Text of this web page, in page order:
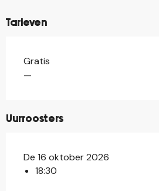
Tarieven
Gratis
—
Uurroosters
De 16 oktober 2026
18:30